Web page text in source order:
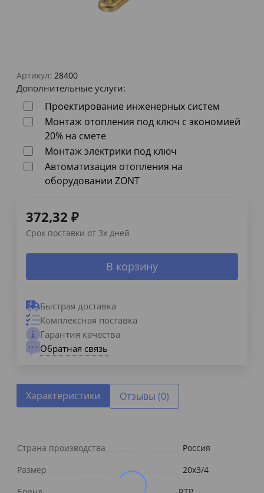
Артикул: 28400
Дополнительные услуги:
Проектирование инженерных систем
Монтаж отопления под ключ с экономией
20% на смете
Монтаж электрики под ключ
Автоматизация отопления на
оборудовании ZONT
372,32 ₽
Срок поставки от 3х дней
В корзину
Быстрая доставка
Комплексная поставка
Гарантия качества
Обратная связь
Характеристики Отзывы (0)
Страна производства
Россия
Размер
20х3/4